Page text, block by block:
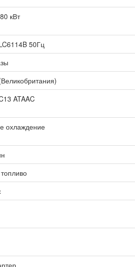
кВт
50Гц
ATAAC
охлаждение